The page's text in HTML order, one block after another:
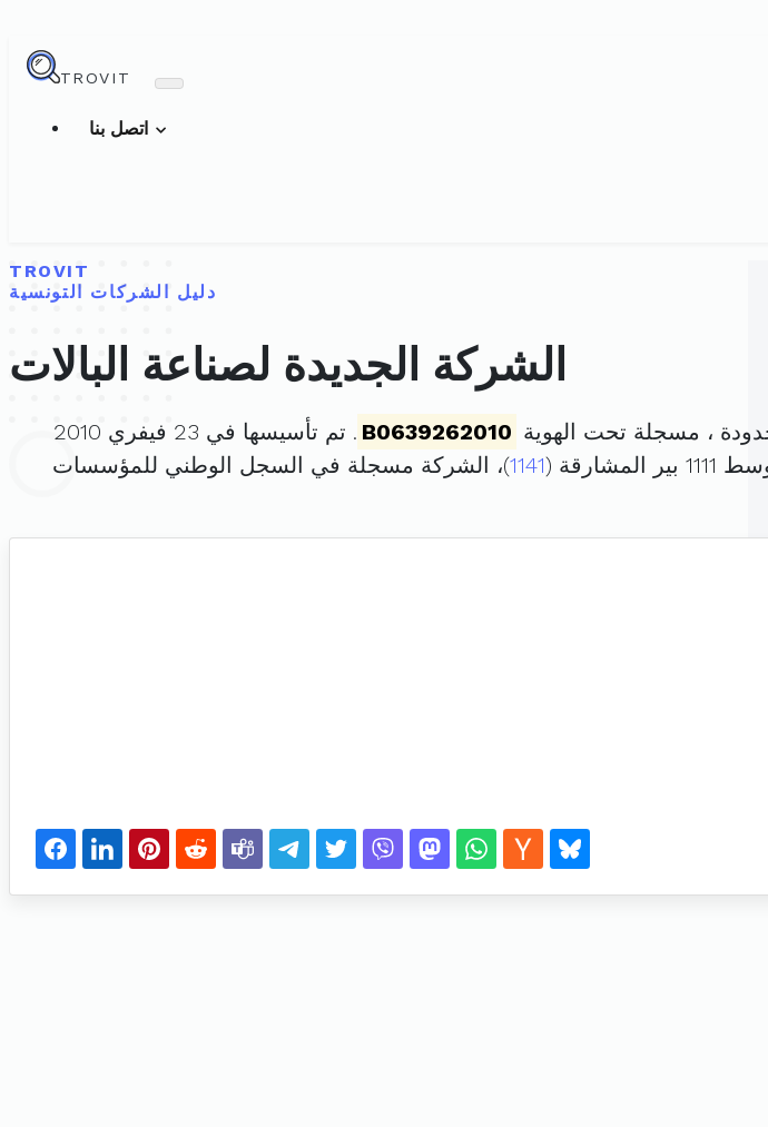
TROVIT
TROVIT
دليل الشركات التونسية
الشركة الجديدة لصناعة البالات
، مسجلة تحت الهوية B0639262010
. تم تأسيسها في 23 فيفري 2010
(
1141)، الشركة مسجلة في السجل الوطني للمؤسسات